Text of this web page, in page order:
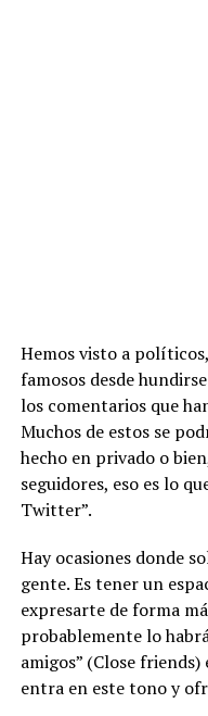
Hemos visto a
famosos desde
los comentarios que
Muchos de estos se
hecho en privado o
seguidores, eso es lo
Twitter”.
Hay ocasiones donde
gente. Es tener un
expresarte de forma
probablemente lo
amigos” (Close
entra en este tono y